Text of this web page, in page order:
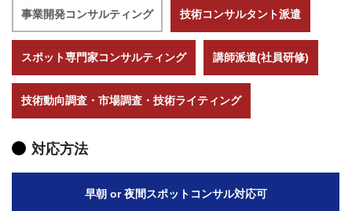
事業開発コンサルティング 技術コンサルタント派遣
スポット専門家コンサルティング 講師派遣(社員研修)
技術動向調査・市場調査・技術ライティング
対応方法
早朝 or 夜間スポットコンサル対応可